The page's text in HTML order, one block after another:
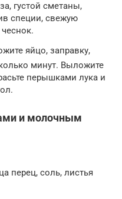
густой сметаны,
специи, свежую
яйцо, заправку,
минут. Выложите
перышками лука и
и молочным
перец, соль, листья